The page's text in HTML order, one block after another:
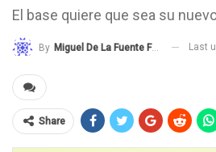
El base quiere que sea su
By Miguel De La Fuente Fernández Last
Share